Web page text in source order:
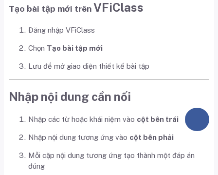
Tạo bài tập mới trênVFiClass
Đăng nhập VFiClass
Chọn Tạo bài tập mới
Lưu để mở giao diện thiết kế bài tập
Nhập nội dung cần nối
Nhập các từ hoặc khái niệm vào cột bên trái
Nhập nội dung tương ứng vào cột bên phải
Mỗi cặp nội dung tương ứng tạo thành một đáp án
đúng